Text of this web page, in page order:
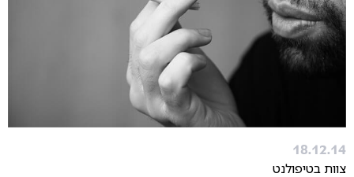
18.12.14
צוות בטיפולנט